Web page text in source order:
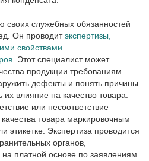
служебных обязанностей
Он проводитэкспертизы,
свойствами
. Этот специалист может
продукции требованиям
дефекты и понять причины
их влияние на качество товара.
или несоответствие
товара маркировочным
этикетке. Экспертиза проводится
органов,
платной основе по заявлениям